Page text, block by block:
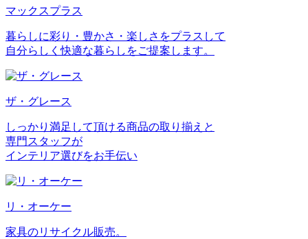
マックスプラス
暮らしに彩り・豊かさ・楽しさをプラスして
自分らしく快適な暮らしをご提案します。
ザ・グレース
しっかり満足して頂ける商品の取り揃えと
専門スタッフが
インテリア選びをお手伝い
リ・オーケー
家具のリサイクル販売。